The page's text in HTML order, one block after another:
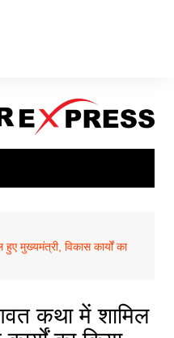
हुए मुख्यमंत्री, विकास कार्यों का
कथा में शामिल